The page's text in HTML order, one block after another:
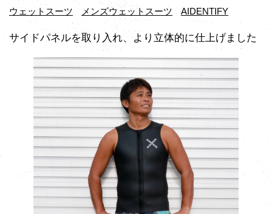
ウェットスーツ メンズウェットスーツ AIDENTIFY
サイドパネルを取り入れ、より立体的に仕上げました